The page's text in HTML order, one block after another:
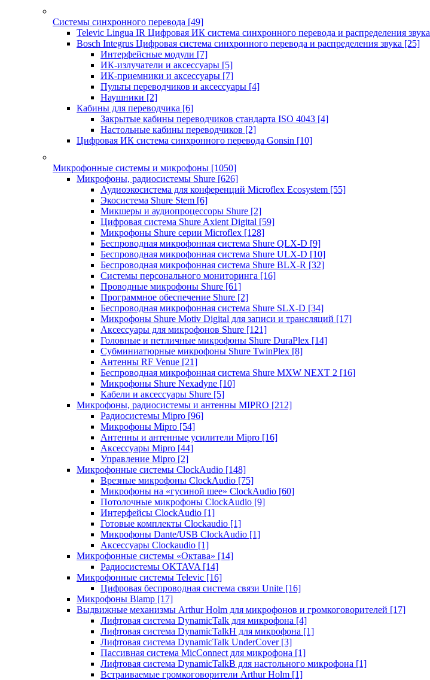
Системы синхронного перевода [49]
Televic Lingua IR Цифровая ИК система синхронного перевода и распределения звука
Bosch Integrus Цифровая система синхронного перевода и распределения звука [25]
Интерфейсные модули [7]
ИК-излучатели и аксессуары [5]
ИК-приемники и аксессуары [7]
Пульты переводчиков и аксессуары [4]
Наушники [2]
Кабины для переводчика [6]
Закрытые кабины переводчиков стандарта ISO 4043 [4]
Настольные кабины переводчиков [2]
Цифровая ИК система синхронного перевода Gonsin [10]
Микрофонные системы и микрофоны [1050]
Микрофоны, радиосистемы Shure [626]
Аудиоэкосистема для конференций Microflex Ecosystem [55]
Экосистема Shure Stem [6]
Микшеры и аудиопроцессоры Shure [2]
Цифровая система Shure Axient Digital [59]
Микрофоны Shure серии Microflex [128]
Беспроводная микрофонная система Shure QLX-D [9]
Беспроводная микрофонная система Shure ULX-D [10]
Беспроводная микрофонная система Shure BLX-R [32]
Системы персонального мониторинга [16]
Проводные микрофоны Shure [61]
Программное обеспечение Shure [2]
Беспроводная микрофонная система Shure SLX-D [34]
Микрофоны Shure Motiv Digital для записи и трансляций [17]
Аксессуары для микрофонов Shure [121]
Головные и петличные микрофоны Shure DuraPlex [14]
Субминиатюрные микрофоны Shure TwinPlex [8]
Антенны RF Venue [21]
Беспроводная микрофонная система Shure MXW NEXT 2 [16]
Микрофоны Shure Nexadyne [10]
Кабели и аксессуары Shure [5]
Микрофоны, радиосистемы и антенны MIPRO [212]
Радиосистемы Mipro [96]
Микрофоны Mipro [54]
Антенны и антенные усилители Mipro [16]
Аксессуары Mipro [44]
Управление Mipro [2]
Микрофонные системы ClockAudio [148]
Врезные микрофоны ClockAudio [75]
Микрофоны на «гусиной шее» ClockAudio [60]
Потолочные микрофоны ClockAudio [9]
Интерфейсы ClockAudio [1]
Готовые комплекты Clockaudio [1]
Микрофоны Dante/USB ClockAudio [1]
Аксессуары Clockaudio [1]
Микрофонные системы «Октава» [14]
Радиосистемы OKTAVA [14]
Микрофонные системы Televic [16]
Цифровая беспроводная система связи Unite [16]
Микрофоны Biamp [17]
Выдвижные механизмы Arthur Holm для микрофонов и громкоговорителей [17]
Лифтовая система DynamicTalk для микрофона [4]
Лифтовая система DynamicTalkH для микрофона [1]
Лифтовая система DynamicTalk UnderCover [3]
Пассивная система MicConnect для микрофона [1]
Лифтовая система DynamicTalkB для настольного микрофона [1]
Встраиваемые громкоговорители Arthur Holm [1]